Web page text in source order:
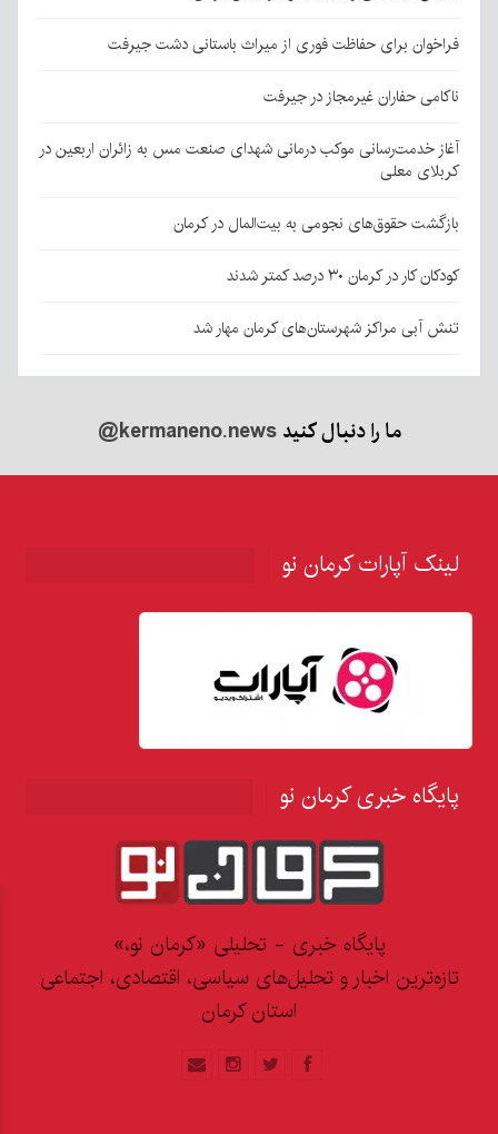
فراخوان برای حفاظت فوری از میراث باستانی دشت جیرفت
ناکامی حفاران غیرمجاز در جیرفت
آغاز خدمت‌رسانی موکب درمانی شهدای صنعت مس به زائران اربعین در
کربلای معلی
بازگشت حقوق‌های نجومی به بیت‌المال در کرمان
کودکان کار در کرمان ۳۰ درصد کمتر شدند
تنش آبی مراکز شهرستان‌های کرمان مهار شد
ما را دنبال کنید@kermaneno.news
لینک آپارات کرمان نو
پایگاه خبری کرمان نو
پایگاه خبری - تحلیلی «کرمان نو،»
تازه‌ترین اخبار و تحلیل‌های سیاسی، اقتصادی، اجتماعی
استان کرمان